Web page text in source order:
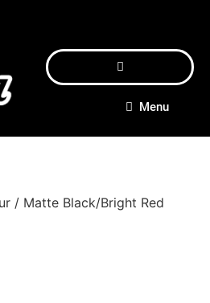
Menu
/ Matte Black/Bright Red